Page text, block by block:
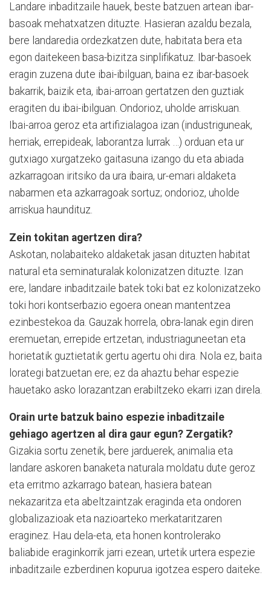
Landare inbaditzaile hauek, beste batzuen artean ibar-
basoak mehatxatzen dituzte. Hasieran azaldu bezala,
bere landaredia ordezkatzen dute, habitata bera eta
egon daitekeen basa-bizitza sinplifikatuz. Ibar-basoek
eragin zuzena dute ibai-ibilguan, baina ez ibar-basoek
bakarrik, baizik eta, ibai-arroan gertatzen den guztiak
eragiten du ibai-ibilguan. Ondorioz, uholde arriskuan.
Ibai-arroa geroz eta artifizialagoa izan (industriguneak,
herriak, errepideak, laborantza lurrak …) orduan eta ur
gutxiago xurgatzeko gaitasuna izango du eta abiada
azkarragoan iritsiko da ura ibaira, ur-emari aldaketa
nabarmen eta azkarragoak sortuz; ondorioz, uholde
arriskua haundituz.
Zein tokitan agertzen dira?
Askotan, nolabaiteko aldaketak jasan dituzten habitat
na­tural eta seminaturalak kolonizatzen dituzte. Izan
ere, landare inbaditzaile batek toki bat ez kolonizatzeko
toki hori kon­tserbazio egoera onean mantentzea
ezinbestekoa da. Gau­zak horrela, obra-lanak egin diren
eremuetan, errepide er­tzetan, industriaguneetan eta
horietatik guztietatik gertu agertu ohi dira. Nola ez, baita
lorategi batzuetan ere; ez da ahaztu behar espezie
hauetako asko lorazantzan erabiltzeko ekarri izan direla.
Orain urte batzuk baino espezie inbaditzaile
gehiago agertzen al dira gaur egun? Zergatik?
Gizakia sortu zenetik, bere jarduerek, animalia eta
landare askoren banaketa naturala moldatu dute geroz
eta erritmo azkarrago batean, hasiera ba­tean
nekazaritza eta abeltzain­tzak eraginda eta ondoren
globalizazioak eta nazioarteko merkataritzaren
eraginez. Hau dela-eta, eta honen kontrolerako
baliabide eraginkorrik jarri ezean, urtetik urtera espezie
inbaditzaile ezberdinen kopurua igotzea espero daiteke.